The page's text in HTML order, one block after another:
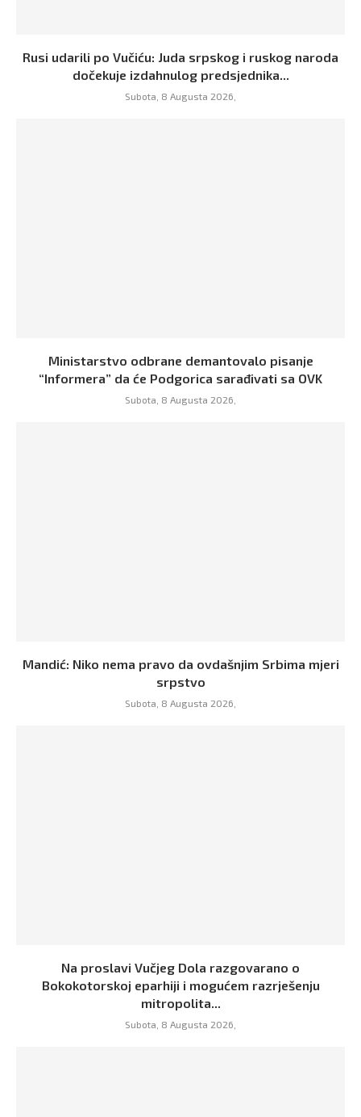
Rusi udarili po Vučiću: Juda srpskog i ruskog naroda
dočekuje izdahnulog predsjednika...
Subota, 8 Augusta 2026,
Ministarstvo odbrane demantovalo pisanje
“Informera” da će Podgorica sarađivati sa OVK
Subota, 8 Augusta 2026,
Mandić: Niko nema pravo da ovdašnjim Srbima mjeri
srpstvo
Subota, 8 Augusta 2026,
Na proslavi Vučjeg Dola razgovarano o
Bokokotorskoj eparhiji i mogućem razrješenju
mitropolita...
Subota, 8 Augusta 2026,